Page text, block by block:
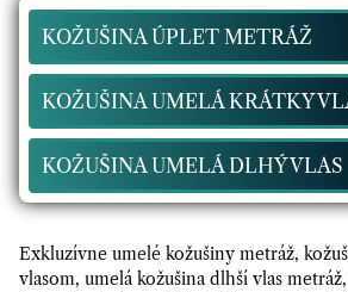
KOŽUŠINA ÚPLET METRÁŽ
KOŽUŠINA UMELÁ KRÁTKY
KOŽUŠINA UMELÁ DLHÝ VLAS
Exkluzívne umelé kožušiny metráž,
vlasom, umelá kožušina dlhší vlas